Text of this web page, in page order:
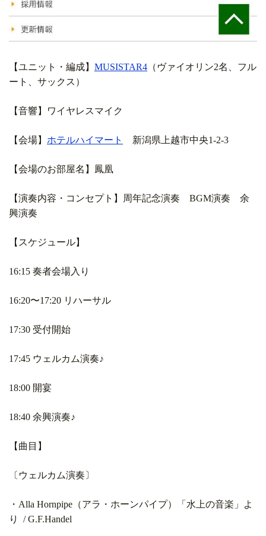
【ユニット・編成】 MUSISTAR4 （ヴァイオリン2名、フル
ート、サックス）
【音響】ワイヤレスマイク
【会場】 ホテルハイマート 新潟県上越市中央1-2-3
【会場のお部屋名】 鳳凰
【演奏内容・コンセプト】周年記念演奏 BGM演奏 余
興演奏
【スケジュール】
16:15 奏者会場入り
16:20〜17:20 リハーサル
17:30 受付開始
17:45 ウェルカム演奏♪
18:00 開宴
18:40 余興演奏♪
【曲目】
〔ウェルカム演奏〕
・Alla Hornpipe（アラ・ホーンパイプ）「水上の音楽」よ
り / G.F.Handel